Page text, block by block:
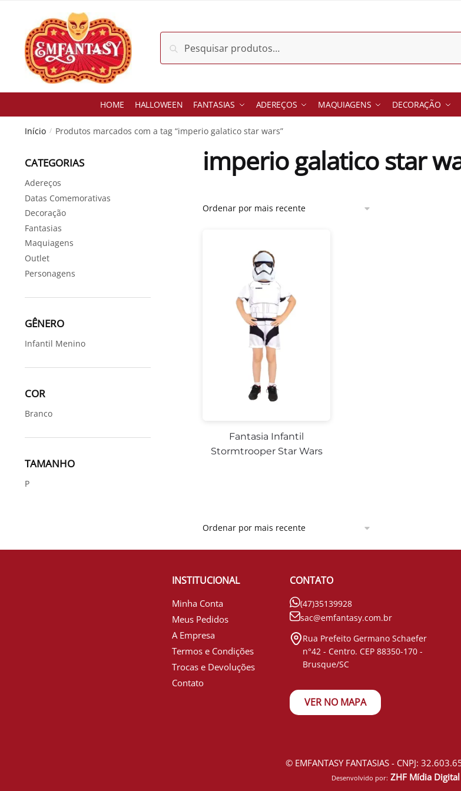
navigation
content
Pesquisar
por:
Pesquisar
HOME HALLOWEEN FANTASIAS ADEREÇOS MAQUIAGENS DECORAÇÃO
Início / Produtos marcados com a tag “imperio galatico star wars”
imperio galatico star
Fantasia Infantil
Stormtrooper Star Wars
CATEGORIAS
Adereços
Datas Comemorativas
Decoração
Fantasias
Maquiagens
Outlet
Personagens
GÊNERO
Infantil Menino
COR
Branco
TAMANHO
P
INSTITUCIONAL
Minha Conta
Meus Pedidos
A Empresa
Termos e Condições
Trocas e Devoluções
Contato
CONTATO
(47)35139928
sac@emfantasy.com.br
Rua Prefeito Germano Schaefer
n°42 - Centro. CEP 88350-170 -
Brusque/SC
VER NO MAPA
© EMFANTASY FANTASIAS - CNPJ:
Desenvolvido por: ZHF Mídia Digital